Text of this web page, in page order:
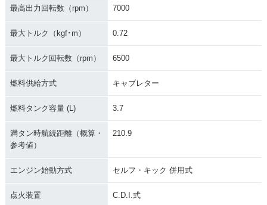
最高出力回転数（rpm） 7000
最大トルク（kgf･m） 0.72
最大トルク回転数（rpm） 6500
燃料供給方式 キャブレター
燃料タンク容量 (L) 3.7
満タン時航続距離（概算・
参考値）
210.9
エンジン始動方式 セルフ・キック 併用式
点火装置 C.D.I.式